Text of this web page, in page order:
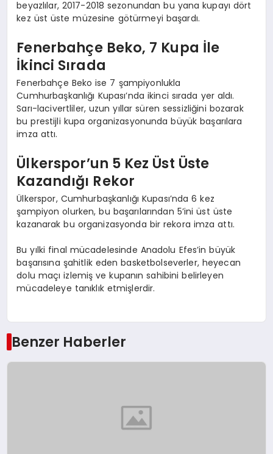
beyazlılar, 2017-2018 sezonundan bu yana kupayı dört
kez üst üste müzesine götürmeyi başardı.
Fenerbahçe Beko, 7 Kupa İle
İkinci Sırada
Fenerbahçe Beko ise 7 şampiyonlukla
Cumhurbaşkanlığı Kupası’nda ikinci sırada yer aldı.
Sarı-lacivertliler, uzun yıllar süren sessizliğini bozarak
bu prestijli kupa organizasyonunda büyük başarılara
imza attı.
Ülkerspor’un 5 Kez Üst Üste
Kazandığı Rekor
Ülkerspor, Cumhurbaşkanlığı Kupası’nda 6 kez
şampiyon olurken, bu başarılarından 5’ini üst üste
kazanarak bu organizasyonda bir rekora imza attı.
Bu yılki final mücadelesinde Anadolu Efes’in büyük
başarısına şahitlik eden basketbolseverler, heyecan
dolu maçı izlemiş ve kupanın sahibini belirleyen
mücadeleye tanıklık etmişlerdir.
Benzer Haberler